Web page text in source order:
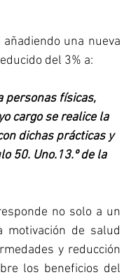
añadiendo una nueva
del 3% a:
personas físicas,
cargo se realice la
dichas prácticas y
50. Uno.13.º de la
no solo a un
de salud
y reducción
los beneficios del